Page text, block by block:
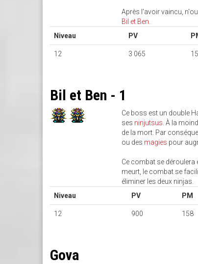
Après l'avoir vaincu,
Bil et Ben
Niveau
PV
12 3 065
Bil et Ben - 1
Ce boss est un double
ses ninjutsus . À la
de la mort. Par
ou des magies pour
Ce combat se déroulera
meurt, le combat se
éliminer les deux ninjas.
Niveau
PV PM
12 900 158
Gova